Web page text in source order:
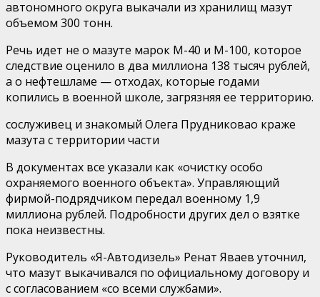
автономного округа выкачали из хранилищ мазут
объемом 300 тонн.
Речь идет не о мазуте марок М-40 и М-100, которое
следствие оценило в два миллиона 138 тысяч рублей,
а о нефтешламе — отходах, которые годами
копились в военной школе, загрязняя ее территорию.
сослуживец и знакомый Олега Прудниковао краже
мазута с территории части
В документах все указали как «очистку особо
охраняемого военного объекта». Управляющий
фирмой-подрядчиком передал военному 1,9
миллиона рублей. Подробности других дел о взятке
пока неизвестны.
Руководитель «Я-Автодизель» Ренат Яваев уточнил,
что мазут выкачивался по официальному договору и
с согласованием «со всеми службами».